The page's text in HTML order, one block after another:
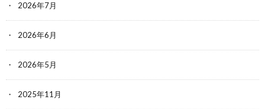
2026年7月
2026年6月
2026年5月
2025年11月